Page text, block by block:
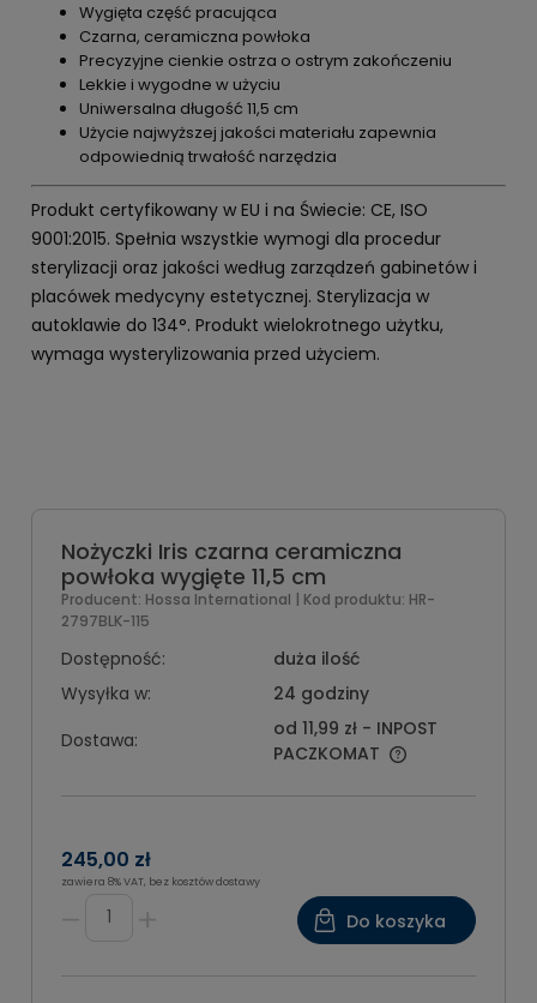
Wygięta część pracująca
Czarna, ceramiczna powłoka
Precyzyjne cienkie ostrza o ostrym zakończeniu
Lekkie i wygodne w użyciu
Uniwersalna długość 11,5 cm
Użycie najwyższej jakości materiału zapewnia
odpowiednią trwałość narzędzia
Produkt certyfikowany w EU i na Świecie: CE, ISO
9001:2015. Spełnia wszystkie wymogi dla procedur
sterylizacji oraz jakości według zarządzeń gabinetów i
placówek medycyny estetycznej. Sterylizacja w
autoklawie do 134°. Produkt wielokrotnego użytku,
wymaga wysterylizowania przed użyciem.
Nożyczki Iris czarna ceramiczna
powłoka wygięte 11,5 cm
Producent: Hossa International | Kod produktu: HR-
2797BLK-115
Dostępność:
duża ilość
Wysyłka w:
24 godziny
Dostawa:
od 11,99 zł - INPOST
PACZKOMAT
245,00 zł
zawiera 8% VAT, bez kosztów dostawy
Do koszyka